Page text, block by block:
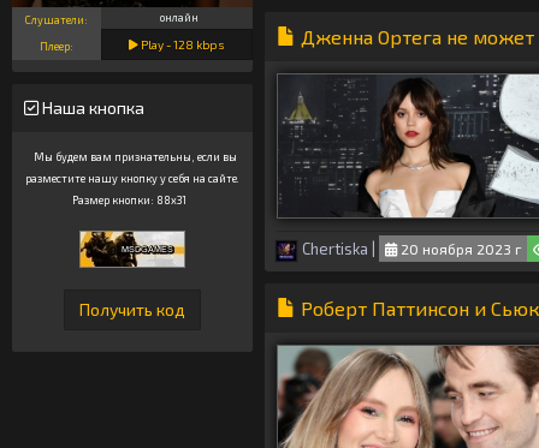
Слушатели: онлайн
Плеер: Play -128 kbps
Наша кнопка
Мы будем вам признательны, если вы
разместите нашу кнопку у себя на сайте.
Размер кнопки: 88x31
Дженна Ортега не
Chertiska 20 ноября 2023 г
Роберт Паттинсон и